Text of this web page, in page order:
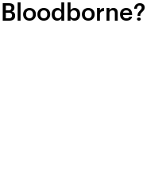
Bloodborne?